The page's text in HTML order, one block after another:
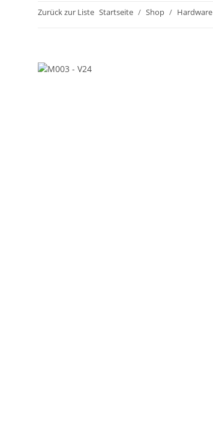
Zurück zur Liste Startseite Shop Hardware